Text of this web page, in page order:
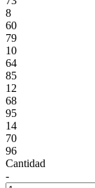
8
60
79
10
64
85
12
68
95
14
70
96
Cantidad
-